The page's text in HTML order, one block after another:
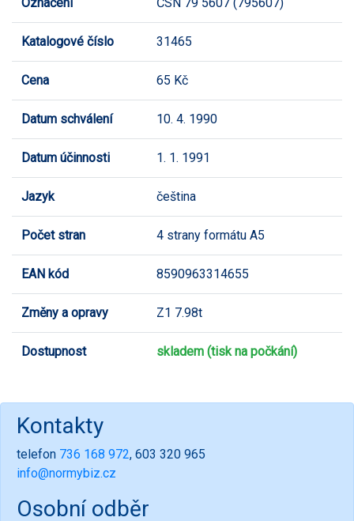
Katalogové číslo 31465
Cena 65 Kč
Datum schválení 10. 4. 1990
Datum účinnosti 1. 1. 1991
Jazyk čeština
Počet stran 4 strany formátu A5
EAN kód 8590963314655
Změny a opravy Z1 7.98t
Dostupnost skladem (tisk na počkání)
Kontakty
telefon 736 168 972, 603 320 965
info@normybiz.cz
Osobní odběr